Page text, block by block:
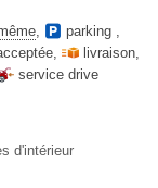
, parking ,
, livraison,
service drive
d'intérieur